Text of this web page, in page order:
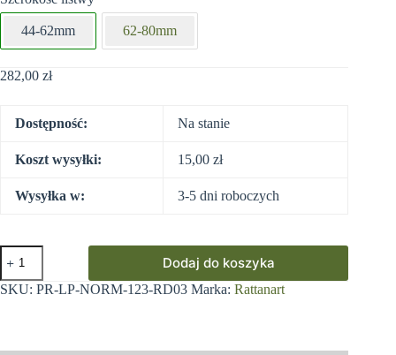
44-62mm 62-80mm
282,00 zł
Dostępność: Na stanie
Koszt wysyłki: 15,00 zł
Wysyłka w: 3-5 dni roboczych
ilość
Listwy
pionowe
do
Dodaj do koszyka
SKU: PR-LP-NORM-123-RD03 Marka: Rattanart